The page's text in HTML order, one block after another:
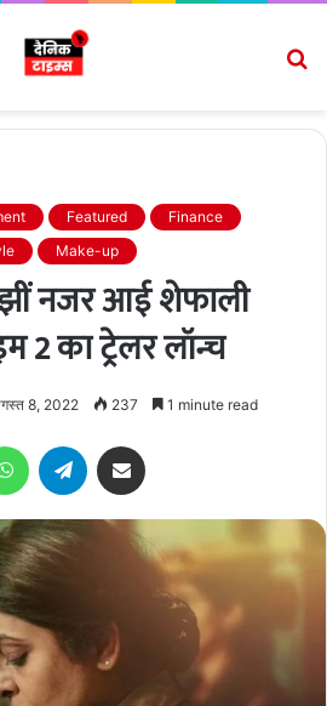
Featured
Finance
Make-up
नजर आई शेफाली
2 का ट्रेलर लॉन्च
8, 2022 237 1 minute read
WhatsAppTelegram